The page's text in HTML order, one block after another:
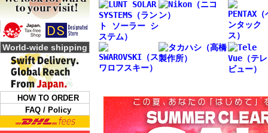
World-wide shipping
HOW TO ORDER
FAQ / Policy